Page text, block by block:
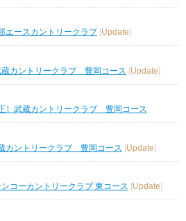
エースカントリークラブ
Update
蔵カントリークラブ 豊岡コース [Update]
］武蔵カントリークラブ 豊岡コース
カントリークラブ 豊岡コース [Update]
コーカントリークラブ 東コース [Update]